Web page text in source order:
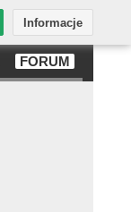
FORUM
Informacje